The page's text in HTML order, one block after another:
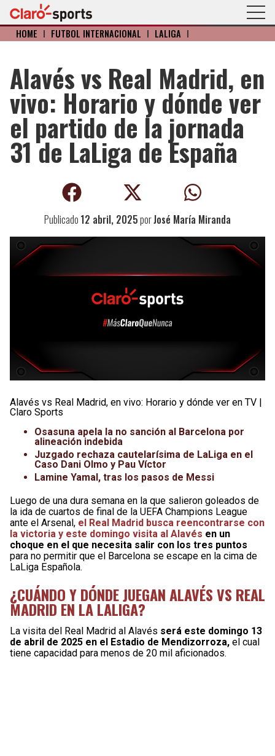
HOME I FÚTBOL INTERNACIONAL I LALIGA I
Alavés vs Real Madrid, en
vivo: Horario y dónde ver
el partido de la jornada
31 de LaLiga de España
Publicado 12 abril, 2025porJosé María Miranda
Alavés vs Real Madrid, en vivo: Horario y dónde ver en TV |
Claro Sports
Osasuna apela la no sanción al Barcelona por
alineación indebida
Juzgado rechaza cautelarísima de LaLiga en el
Caso Dani Olmo y Pau Víctor
Lamine Yamal, tras los pasos de Messi
Luego de una dura semana en la que salieron goleados de
la ida de cuartos de final de la UEFA Champions League
ante el Arsenal, el Real Madrid busca reencontrarse con
la victoria y este domingo visita al Alavés en un
choque en el que necesita salir con los tres puntos
para no permitir que el Barcelona se escape en la cima de
LaLiga Española.
¿CUÁNDO Y DÓNDE JUEGAN ALAVÉS VS REAL
MADRID EN LA LALIGA?
La visita del Real Madrid al Alavés será este domingo 13
de abril de 2025 en el Estadio de Mendizorroza, el cual
tiene capacidad para menos de 20 mil aficionados.